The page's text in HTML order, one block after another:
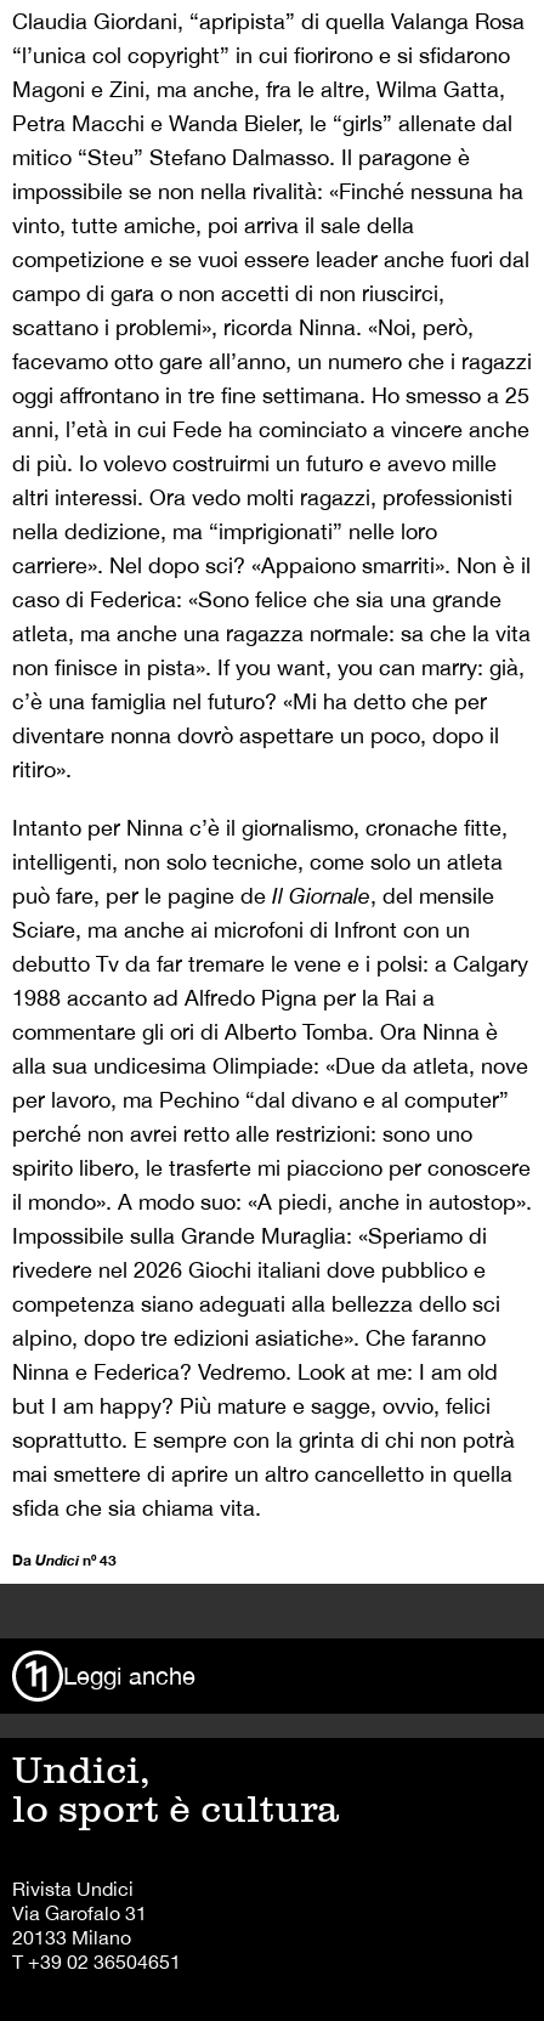
Claudia Giordani, “apripista” di quella Valanga Rosa
“l’unica col copyright” in cui fiorirono e si sfidarono
Magoni e Zini, ma anche, fra le altre, Wilma Gatta,
Petra Macchi e Wanda Bieler, le “girls” allenate dal
mitico “Steu” Stefano Dalmasso. Il paragone è
impossibile se non nella rivalità: «Finché nessuna ha
vinto, tutte amiche, poi arriva il sale della
competizione e se vuoi essere leader anche fuori dal
campo di gara o non accetti di non riuscirci,
scattano i problemi», ricorda Ninna. «Noi, però,
facevamo otto gare all’anno, un numero che i ragazzi
oggi affrontano in tre fine settimana. Ho smesso a 25
anni, l’età in cui Fede ha cominciato a vincere anche
di più. Io volevo costruirmi un futuro e avevo mille
altri interessi. Ora vedo molti ragazzi, professionisti
nella dedizione, ma “imprigionati” nelle loro
carriere». Nel dopo sci? «Appaiono smarriti». Non è il
caso di Federica: «Sono felice che sia una grande
atleta, ma anche una ragazza normale: sa che la vita
non finisce in pista». If you want, you can marry: già,
c’è una famiglia nel futuro? «Mi ha detto che per
diventare nonna dovrò aspettare un poco, dopo il
ritiro».
Intanto per Ninna c’è il giornalismo, cronache fitte,
intelligenti, non solo tecniche, come solo un atleta
può fare, per le pagine de Il Giornale, del mensile
Sciare, ma anche ai microfoni di Infront con un
debutto Tv da far tremare le vene e i polsi: a Calgary
1988 accanto ad Alfredo Pigna per la Rai a
commentare gli ori di Alberto Tomba. Ora Ninna è
alla sua undicesima Olimpiade: «Due da atleta, nove
per lavoro, ma Pechino “dal divano e al computer”
perché non avrei retto alle restrizioni: sono uno
spirito libero, le trasferte mi piacciono per conoscere
il mondo». A modo suo: «A piedi, anche in autostop».
Impossibile sulla Grande Muraglia: «Speriamo di
rivedere nel 2026 Giochi italiani dove pubblico e
competenza siano adeguati alla bellezza dello sci
alpino, dopo tre edizioni asiatiche». Che faranno
Ninna e Federica? Vedremo. Look at me: I am old
but I am happy? Più mature e sagge, ovvio, felici
soprattutto. E sempre con la grinta di chi non potrà
mai smettere di aprire un altro cancelletto in quella
sfida che sia chiama vita.
Da Undicinº 43
Leggi anche
Undici,
lo sport è cultura
Rivista Undici
Via Garofalo 31
20133 Milano
T +39 02 36504651